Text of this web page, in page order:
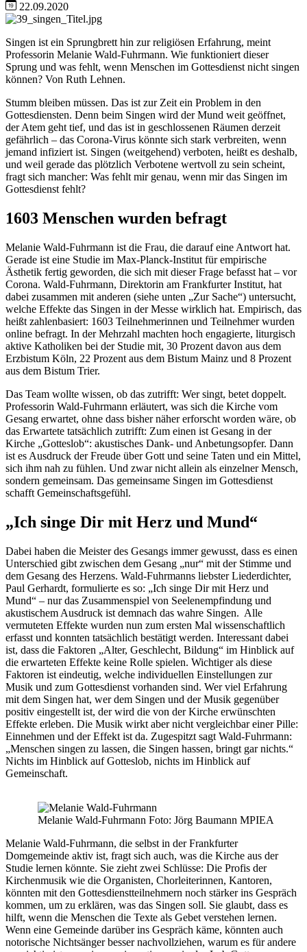
22.09.2020
Image
Singen ist ein Sprungbrett hin zur religiösen Erfahrung, meint
Professorin Melanie Wald-Fuhrmann. Wie funktioniert dieser
Sprung und was fehlt, wenn Menschen im Gottesdienst nicht singen
können? Von Ruth Lehnen.
Stumm bleiben müssen. Das ist zur Zeit ein Problem in den
Gottesdiensten. Denn beim Singen wird der Mund weit geöffnet,
der Atem geht tief, und das ist in geschlossenen Räumen derzeit
gefährlich – das Corona-Virus könnte sich stark verbreiten, wenn
jemand infiziert ist. Singen (weitgehend) verboten, heißt es deshalb,
und weil gerade das plötzlich Verbotene wertvoll zu sein scheint,
fragt sich mancher: Was fehlt mir genau, wenn mir das Singen im
Gottesdienst fehlt?
1603 Menschen wurden befragt
Melanie Wald-Fuhrmann ist die Frau, die darauf eine Antwort hat.
Gerade ist eine Studie im Max-Planck-Institut für empirische
Ästhetik fertig geworden, die sich mit dieser Frage befasst hat – vor
Corona. Wald-Fuhrmann, Direktorin am Frankfurter Institut, hat
dabei zusammen mit anderen (siehe unten „Zur Sache“) untersucht,
welche Effekte das Singen in der Messe wirklich hat. Empirisch, das
heißt zahlenbasiert: 1603 Teilnehmerinnen und Teilnehmer wurden
online befragt. In der Mehrzahl machten hoch engagierte, liturgisch
aktive Katholiken bei der Studie mit, 30 Prozent davon aus dem
Erzbistum Köln, 22 Prozent aus dem Bistum Mainz und 8 Prozent
aus dem Bistum Trier.
Das Team wollte wissen, ob das zutrifft: Wer singt, betet doppelt.
Professorin Wald-Fuhrmann erläutert, was sich die Kirche vom
Gesang erwartet, ohne dass bisher näher erforscht worden wäre, ob
das Erwartete tatsächlich zutrifft: Zum einen ist Gesang in der
Kirche „Gotteslob“: akustisches Dank- und Anbetungsopfer. Dann
ist es Ausdruck der Freude über Gott und seine Taten und ein Mittel,
sich ihm nah zu fühlen. Und zwar nicht allein als einzelner Mensch,
sondern gemeinsam. Das gemeinsame Singen im Gottesdienst
schafft Gemeinschaftsgefühl.
„Ich singe Dir mit Herz und Mund“
Dabei haben die Meister des Gesangs immer gewusst, dass es einen
Unterschied gibt zwischen dem Gesang „nur“ mit der Stimme und
dem Gesang des Herzens. Wald-Fuhrmanns liebster Liederdichter,
Paul Gerhardt, formulierte es so: „Ich singe Dir mit Herz und
Mund“ – nur das Zusammenspiel von Seelenempfindung und
akustischem Ausdruck ist demnach das wahre Singen. Alle
vermuteten Effekte wurden nun zum ersten Mal wissenschaftlich
erfasst und konnten tatsächlich bestätigt werden. Interessant dabei
ist, dass die Faktoren „Alter, Geschlecht, Bildung“ im Hinblick auf
die erwarteten Effekte keine Rolle spielen. Wichtiger als diese
Faktoren ist eindeutig, welche individuellen Einstellungen zur
Musik und zum Gottesdienst vorhanden sind. Wer viel Erfahrung
mit dem Singen hat, wer dem Singen und der Musik gegenüber
positiv eingestellt ist, der wird die von der Kirche erwünschten
Effekte erleben. Die Musik wirkt aber nicht vergleichbar einer Pille:
Einnehmen und der Effekt ist da. Zugespitzt sagt Wald-Fuhrmann:
„Menschen singen zu lassen, die Singen hassen, bringt gar nichts.“
Nichts im Hinblick auf Gotteslob, nichts im Hinblick auf
Gemeinschaft.
Melanie Wald-Fuhrmann Foto: Jörg Baumann MPIEA
Melanie Wald-Fuhrmann, die selbst in der Frankfurter
Domgemeinde aktiv ist, fragt sich auch, was die Kirche aus der
Studie lernen könnte. Sie zieht zwei Schlüsse: Die Profis der
Kirchenmusik wie die Organisten, Chorleiterinnen, Kantoren,
könnten mit den Gottesdienstteilnehmern noch stärker ins Gespräch
kommen, um zu erklären, was das Singen soll. Sie glaubt, dass es
hilft, wenn die Menschen die Texte als Gebet verstehen lernen.
Wenn eine Gemeinde darüber ins Gespräch käme, könnten auch
notorische Nichtsänger besser nachvollziehen, warum es für andere